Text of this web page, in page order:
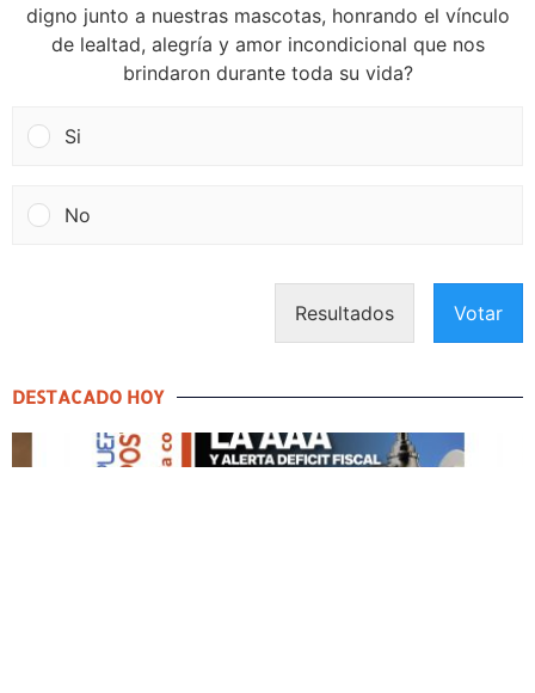
digno junto a nuestras mascotas, honrando el vínculo
de lealtad, alegría y amor incondicional que nos
brindaron durante toda su vida?
Si
No
Resultados Votar
DESTACADO HOY